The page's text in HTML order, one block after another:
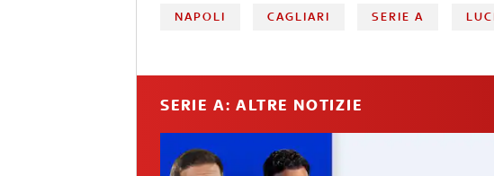
NAPOLI CAGLIARI SERIE A
SERIE A: ALTRE NOTIZIE